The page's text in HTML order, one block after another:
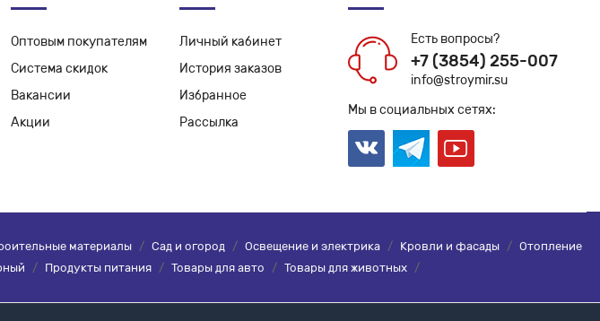
Оптовым покупателям
Система скидок
Вакансии
Акции
Личный кабинет
История заказов
Избранное
Рассылка
Есть вопросы?
+7 (3854) 255-007
info@stroymir.su
Мы в социальных сетях:
материалы / Сад и огород / Освещение и электрика / Кровли и фасады / Отопление
/ Продукты питания / Товары для авто / Товары для животных /